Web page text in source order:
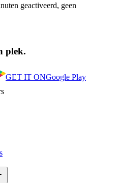
geactiveerd, geen
plek.
GET IT ONGoogle Play